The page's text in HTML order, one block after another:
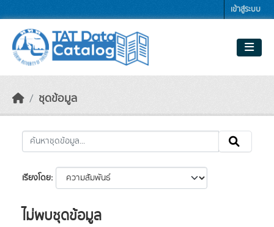
เข้าสู่ระบบ
ชุดข้อมูล
เรียงโดย
ไม่พบชุดข้อมูล